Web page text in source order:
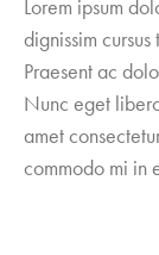
Lorem ipsum
dignissim
Praesent ac
Nunc eget
amet
commodo mi in